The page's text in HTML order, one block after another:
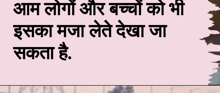
आम लोगों और बच्चों को भी
इसका मजा लेते देखा जा